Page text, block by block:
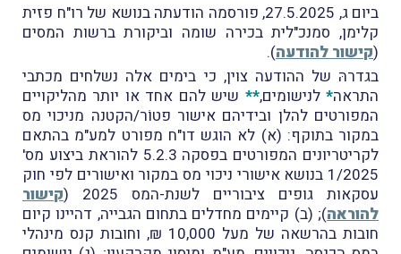
ביום ג, 27.5.2025, פורסמה הודעתה בנושא של רו"ח פזית
קלימן, סמנכ"לית בכירה שומה וביקורת ברשות המסים
(קישור להודעה).
בגדרהּ של ההודעה צוין, כי בימים אלה נשלחים מכתבי
התראה*לנישומים,** שיש להם אחד או יותר מהליקויים
המפורטים להלן ובידיהם אישור פטוֹר/הקטנה מניכוי מס
במקור בתוקף: (א) לא הוגש דו"ח מפורט למע"מ בהתאם
לקריטריונים המפורטים בפסקה 5.2.3 להוראת ביצוע מס'
1/2025 בנושא אישורי ניכוי מס במקור ואישורים לפי חוק
עסקאות גופים ציבוריים לשנת-המס 2025 (
קישור
להוראה); (ב) קיימים מחדלים בתחום הגבייה, דהיינו קיום
חובות בהרשאה של מעל 10,000 ₪, וחובות קנס מינהלי